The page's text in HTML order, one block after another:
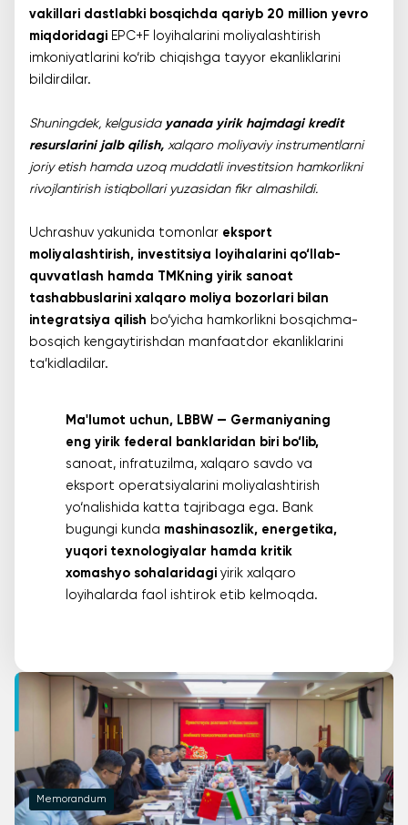
vakillari dastlabki bosqichda qariyb 20 million yevro
miqdoridagi EPC+F loyihalarini moliyalashtirish
imkoniyatlarini ko‘rib chiqishga tayyor ekanliklarini
bildirdilar.
Shuningdek, kelgusidayanada yirik hajmdagi kredit
resurslarini jalb qilish, xalqaro moliyaviy instrumentlarni
joriy etish hamda uzoq muddatli investitsion hamkorlikni
rivojlantirish istiqbollari yuzasidan fikr almashildi.
Uchrashuv yakunida tomonlar eksport
moliyalashtirish, investitsiya loyihalarini qo‘llab-
quvvatlash hamda TMKning yirik sanoat
tashabbuslarini xalqaro moliya bozorlari bilan
integratsiya qilish bo‘yicha hamkorlikni bosqichma-
bosqich kengaytirishdan manfaatdor ekanliklarini
ta’kidladilar.
Ma'lumot uchun, LBBW — Germaniyaning
eng yirik federal banklaridan biri bo‘lib,
sanoat, infratuzilma, xalqaro savdo va
eksport operatsiyalarini moliyalashtirish
yo‘nalishida katta tajribaga ega. Bank
bugungi kunda mashinasozlik, energetika,
yuqori texnologiyalar hamda kritik
xomashyo sohalaridagi yirik xalqaro
loyihalarda faol ishtirok etib kelmoqda.
Memorandum